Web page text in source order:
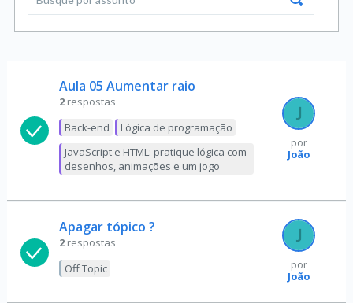
Aula 05 Aumentar raio
2 respostas
Back-end
Lógica de programação
JavaScript e HTML: pratique lógica com
desenhos, animações e um jogo
por
João
Apagar tópico ?
2 respostas
Off Topic
por
João